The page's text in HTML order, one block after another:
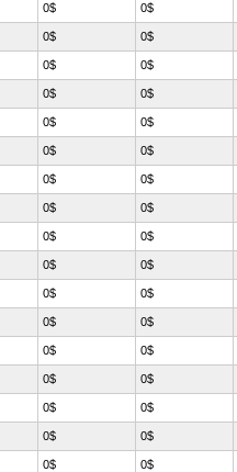
0$ 0$
0$ 0$
0$ 0$
0$ 0$
0$ 0$
0$ 0$
0$ 0$
0$ 0$
0$ 0$
0$ 0$
0$ 0$
0$ 0$
0$ 0$
0$ 0$
0$ 0$
0$ 0$
0$ 0$